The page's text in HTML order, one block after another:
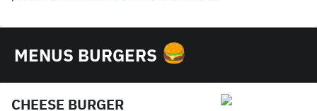
MENUS BURGERS
CHEESE BURGER